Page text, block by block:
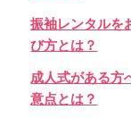
振袖レンタルを
び方とは？
成人式がある方
意点とは？